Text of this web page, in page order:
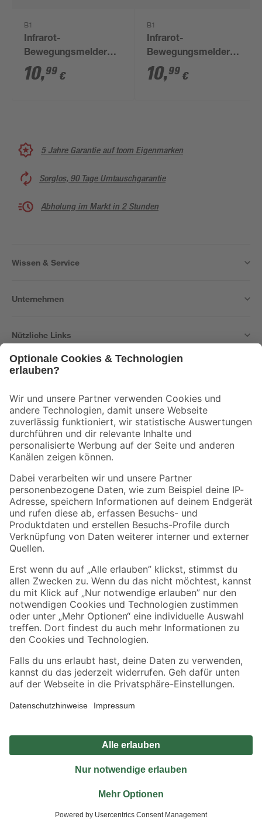
B1
Infrarot-
Bewegungsmelder
180° schwarz
10,99 €
B1
Infrarot-
Bewegungsmelder
180° silbern
10,99 €
5 Jahre Garantie auf toom Eigenmarken
Sorglos, 90 Tage Umtauschgarantie
Abholung im Markt in 2 Stunden
Wissen & Service
Unternehmen
Nützliche Links
Der toom Newsletter: Keine Angebote und Aktionen mehr verpassen!
Zur Newsletter Anmeldung
Folge uns
Zahlungsarten Versandarten
Sicher einkaufen
Jetzt die toom-App herunterladen
Alle Preisangaben in EUR inkl. gesetzl. MwSt.. Die dargestellten Angebote sind unter
Umständen nicht in allen Märkten verfügbar. Die angegebenen Verfügbarkeiten beziehen
Produkte nur solange der Vorrat reicht.
*Paketversand ab 59 € versandkostenfrei, gilt nicht für Artikel mit Speditionsversand, hier
Privatsphäre Impressum
Nutzungsbedingungen
Widerrufsrecht
Vertrag widerrufen
© 2026 toom Baumarkt GmbH